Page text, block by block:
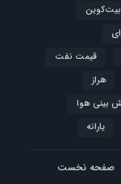
قیمت نفت
هراز
بینی هوا
یارانه
صفحه نخست